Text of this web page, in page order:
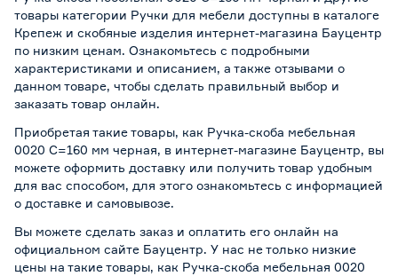
товары категории Ручки для мебели доступны в каталоге
Крепеж и скобяные изделия интернет-магазина Бауцентр
по низким ценам. Ознакомьтесь с подробными
характеристиками и описанием, а также отзывами о
данном товаре, чтобы сделать правильный выбор и
заказать товар онлайн.
Приобретая такие товары, как Ручка-скоба мебельная
0020 С=160 мм черная, в интернет-магазине Бауцентр, вы
можете оформить доставку или получить товар удобным
для вас способом, для этого ознакомьтесь с информацией
о доставке и самовывозе.
Вы можете сделать заказ и оплатить его онлайн на
официальном сайте Бауцентр. У нас не только низкие
цены на такие товары, как Ручка-скоба мебельная 0020